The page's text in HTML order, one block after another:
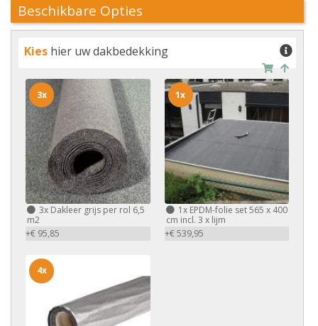
Beschikbare Opties
Kies hier uw dakbedekking
3x Dakleer grijs per rol 6,5
m2
+€ 95,85
3x
1xEPDM-folie set 565 x 400
cm incl. 3 x lijm
+€ 539,95
1x
4x